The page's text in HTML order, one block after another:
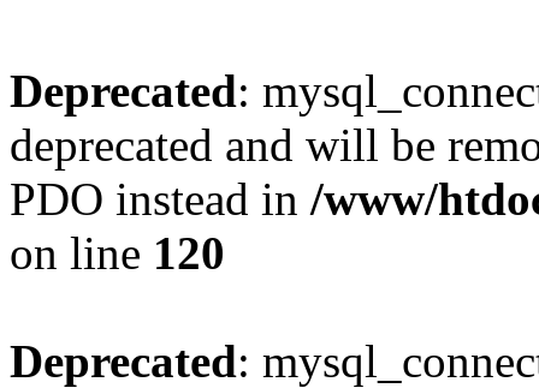
Deprecated:
deprecated and will be
PDO instead in /www/
on line 120
Deprecated: